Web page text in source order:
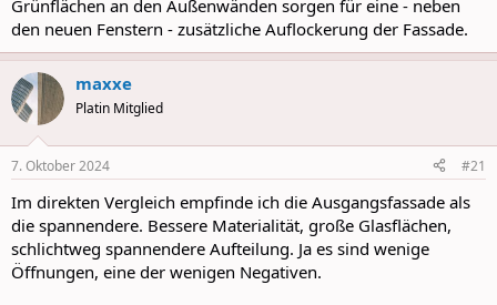
Grünflächen an den Außenwänden sorgen für eine - neben
den neuen Fenstern - zusätzliche Auflockerung der Fassade.
maxxe
Platin Mitglied
7. Oktober 2024 #21
Im direkten Vergleich empfinde ich die Ausgangsfassade als
die spannendere. Bessere Materialität, große Glasflächen,
schlichtweg spannendere Aufteilung. Ja es sind wenige
Öffnungen, eine der wenigen Negativen.